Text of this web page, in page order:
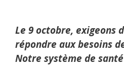
Le 9 octobre, exigeons
répondre aux besoins
Notre système de